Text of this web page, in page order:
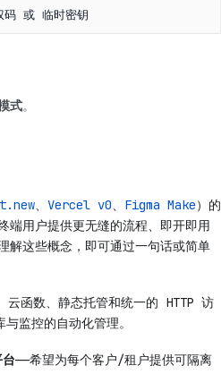
码 或 临时密钥
式。
、 Vercel v0、 Figma Make）的
端用户提供更无缝的流程、即开即用
解这些概念，即可通过一句话或简单
云函数、静态托管和统一的 HTTP 访
监控的自动化管理。
——希望为每个客户/租户提供可隔离